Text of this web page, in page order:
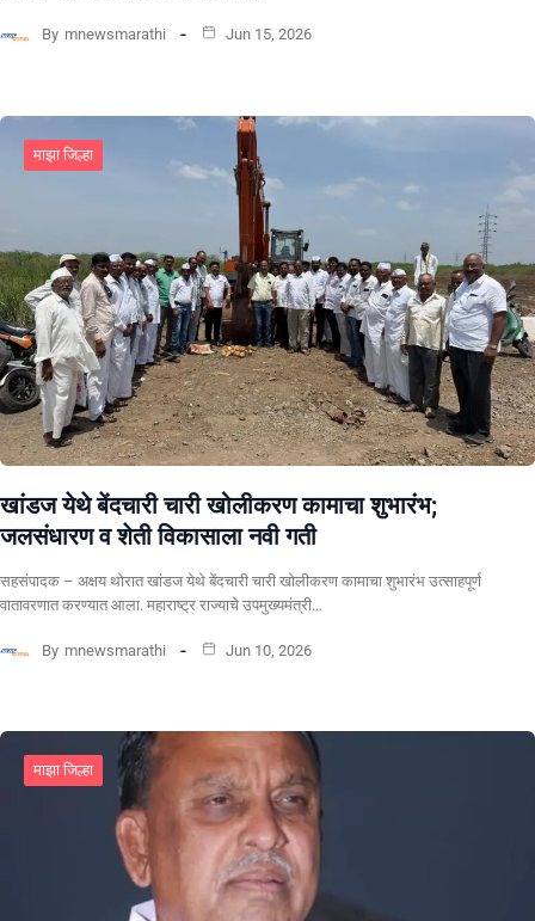
By mnewsmarathi Jun 15, 2026
माझा जिल्हा
खांडज येथे बेंदचारी चारी खोलीकरण कामाचा शुभारंभ;
जलसंधारण व शेती विकासाला नवी गती
सहसंपादक – अक्षय थोरात खांडज येथे बेंदचारी चारी खोलीकरण कामाचा शुभारंभ उत्साहपूर्ण
वातावरणात करण्यात आला. महाराष्ट्र राज्याचे उपमुख्यमंत्री…
By mnewsmarathi Jun 10, 2026
माझा जिल्हा